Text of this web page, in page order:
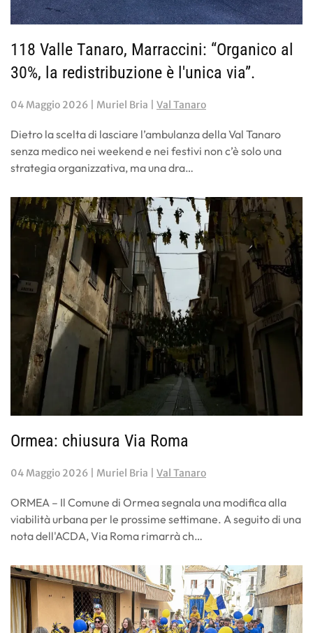
118 Valle Tanaro, Marraccini: “Organico al
30%, la redistribuzione è l'unica via”.
04 Maggio 2026 | Muriel Bria | Val Tanaro
Dietro la scelta di lasciare l’ambulanza della Val Tanaro
senza medico nei weekend e nei festivi non c’è solo una
strategia organizzativa, ma una dra…
Ormea: chiusura Via Roma
04 Maggio 2026 | Muriel Bria | Val Tanaro
ORMEA – Il Comune di Ormea segnala una modifica alla
viabilità urbana per le prossime settimane. A seguito di una
nota dell'ACDA, Via Roma rimarrà ch…